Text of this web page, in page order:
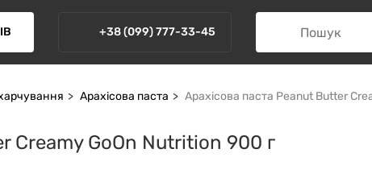
+38 (099) 777-33-45
Арахісова паста Арахісова паста Peanut Butter
Creamy GoOn Nutrition 900 г